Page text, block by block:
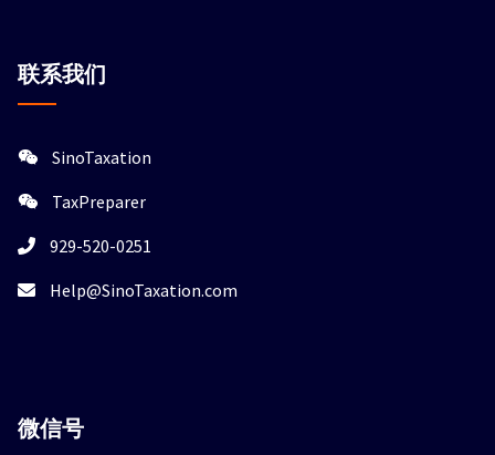
联系我们
SinoTaxation
TaxPreparer
929-520-0251
Help@SinoTaxation.com
微信号